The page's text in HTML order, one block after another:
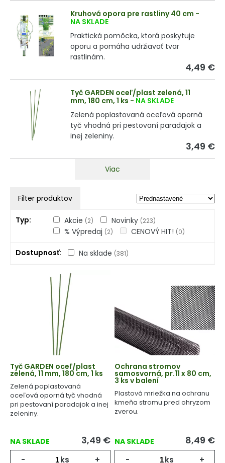
Kruhová opora pre rastliny 40 cm -
NA SKLADE
Praktická pomôcka, ktorá poskytuje
oporu a pomáha udržiavať tvar
rastlinám.
4,49 €
Tyč GARDEN oceľ/plast zelená, 11
mm, 180 cm, 1 ks - NA SKLADE
Zelená poplastovaná oceľová oporná
tyč vhodná pri pestovaní paradajok a
inej zeleniny.
3,49 €
Viac
Filter produktov
Typ Akcie (2) Novinky (223)
% Výpredaj (2) CENOVÝ HIT! (0)
Dostupnosť Na sklade (381)
Tyč GARDEN oceľ/plast
zelená, 11 mm, 180 cm, 1 ks
Zelená poplastovaná
oceľová oporná tyč vhodná
pri pestovaní paradajok a inej
zeleniny.
NA SKLADE 3,49 €
- ks +
Ochrana stromov
samosvorná, pr.11 x 80 cm,
3 ks v balení
Plastová mriežka na ochranu
kmeňa stromu pred ohryzom
zverou.
NA SKLADE 8,49 €
- ks +